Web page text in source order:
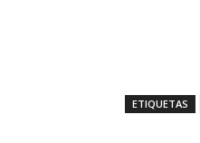
ETIQUETAS